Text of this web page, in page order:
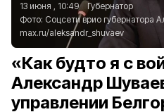
13 июня , 10:49
Губернатор
Фото: Соцсети врио губернатора
max.ru/aleksandr_shuvaev
«Как будто я с
Александр
управлении